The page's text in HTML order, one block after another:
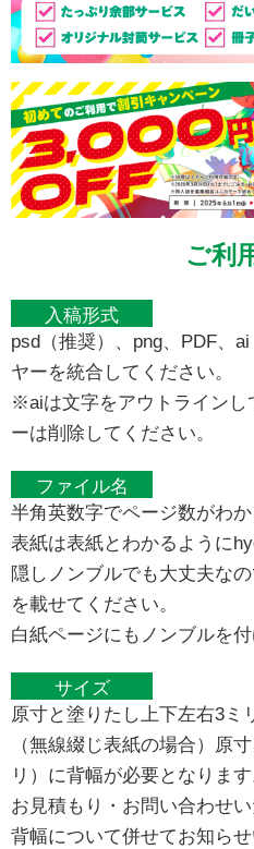
ご利
入稿形式
psd（推奨）、png、PDF
ヤーを統合してください。
※aiは文字をアウトラインし
ーは削除してください。
ファイル名
半角英数字でページ数がわ
表紙は表紙とわかるように
隠しノンブルでも大丈夫な
を載せてください。
白紙ページにもノンブルを付
サイズ
原寸と塗りたし上下左右3ミ
（無線綴じ表紙の場合）原
リ）に背幅が必要となります
お見積もり・お問い合わせ
背幅について併せてお知らせ